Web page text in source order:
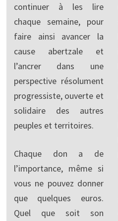
continuer à les lire
chaque semaine, pour
faire ainsi avancer la
cause abertzale et
l’ancrer dans une
perspective résolument
progressiste, ouverte et
solidaire des autres
peuples et territoires.
Chaque don a de
l’importance, même si
vous ne pouvez donner
que quelques euros.
Quel que soit son